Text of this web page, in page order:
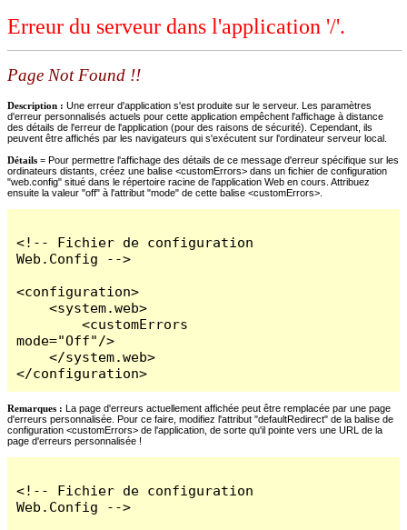
Erreur du serveur dans l'application '/'.
Page Not Found !!
Description : Une erreur d'application s'est produite sur le serveur. Les paramètres
d'erreur personnalisés actuels pour cette application empêchent l'affichage à distance
des détails de l'erreur de l'application (pour des raisons de sécurité). Cependant, ils
peuvent être affichés par les navigateurs qui s'exécutent sur l'ordinateur serveur local.
Détails = Pour permettre l'affichage des détails de ce message d'erreur spécifique sur les
ordinateurs distants, créez une balise <customErrors> dans un fichier de configuration
"web.config" situé dans le répertoire racine de l'application Web en cours. Attribuez
ensuite la valeur "off" à l'attribut "mode" de cette balise <customErrors>.
<!-- Fichier de configuration
Web.Config -->
<configuration>
    <system.web>
        <customErrors
mode="Off"/>
    </system.web>
</configuration>
Remarques : La page d'erreurs actuellement affichée peut être remplacée par une page
d'erreurs personnalisée. Pour ce faire, modifiez l'attribut "defaultRedirect" de la balise de
configuration <customErrors> de l'application, de sorte qu'il pointe vers une URL de la
page d'erreurs personnalisée !
<!-- Fichier de configuration
Web.Config -->